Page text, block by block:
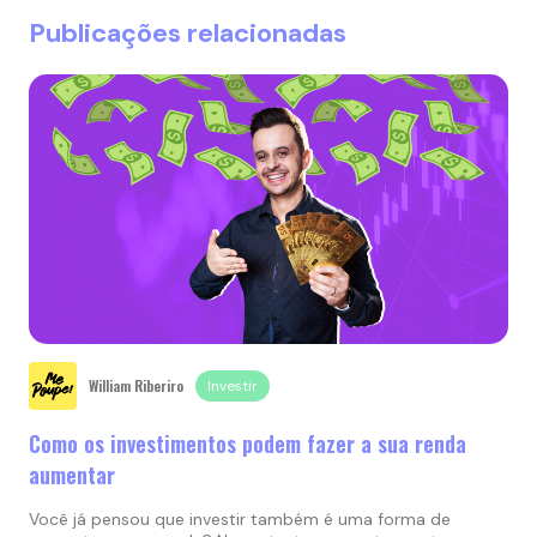
Publicações relacionadas
William Riberiro Investir
Como os investimentos podem fazer a sua renda
aumentar
Você já pensou que investir também é uma forma de